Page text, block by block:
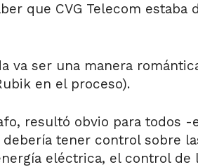
que CVG Telecom estaba
va ser una manera
en el proceso).
resultó obvio para todos -
tener control sobre
eléctrica, el control de